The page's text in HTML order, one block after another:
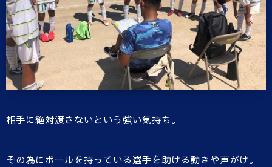
相手に絶対渡さないという強い気持ち。
その為にボールを持っている選手を助ける動きや声がけ。